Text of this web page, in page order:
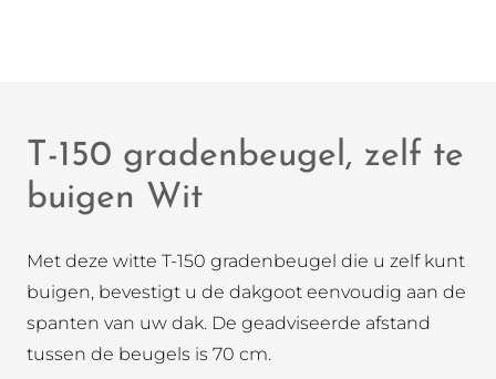
T-150 gradenbeugel, zelf te
buigen Wit
Met deze witte T-150 gradenbeugel die u zelf kunt
buigen, bevestigt u de dakgoot eenvoudig aan de
spanten van uw dak. De geadviseerde afstand
tussen de beugels is 70 cm.